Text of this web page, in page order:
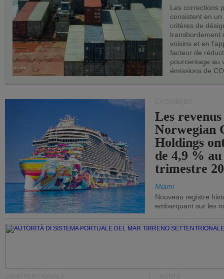
Les corrections
consistent en
critères de
transbordement
voisins et en
facteur de
pourcentage au
émissions de
Les
Norwegian
Holdings
de 4,9 %
trimestre
Miami
Nouveau registre
embarquant sur les